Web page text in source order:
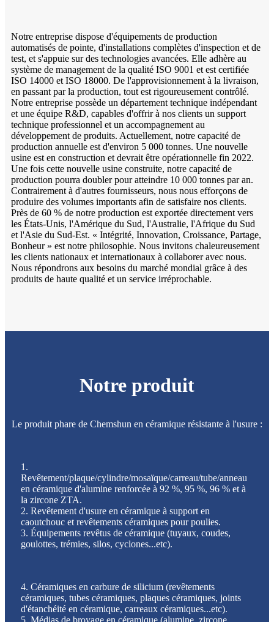
Notre entreprise dispose d'équipements de production
automatisés de pointe, d'installations complètes d'inspection et de
test, et s'appuie sur des technologies avancées. Elle adhère au
système de management de la qualité ISO 9001 et est certifiée
ISO 14000 et ISO 18000. De l'approvisionnement à la livraison,
en passant par la production, tout est rigoureusement contrôlé.
Notre entreprise possède un département technique indépendant
et une équipe R&D, capables d'offrir à nos clients un support
technique professionnel et un accompagnement au
développement de produits. Actuellement, notre capacité de
production annuelle est d'environ 5 000 tonnes. Une nouvelle
usine est en construction et devrait être opérationnelle fin 2022.
Une fois cette nouvelle usine construite, notre capacité de
production pourra doubler pour atteindre 10 000 tonnes par an.
Contrairement à d'autres fournisseurs, nous nous efforçons de
produire des volumes importants afin de satisfaire nos clients.
Près de 60 % de notre production est exportée directement vers
les États-Unis, l'Amérique du Sud, l'Australie, l'Afrique du Sud
et l'Asie du Sud-Est. « Intégrité, Innovation, Croissance, Partage,
Bonheur » est notre philosophie. Nous invitons chaleureusement
les clients nationaux et internationaux à collaborer avec nous.
Nous répondrons aux besoins du marché mondial grâce à des
produits de haute qualité et un service irréprochable.
Notre produit
Le produit phare de Chemshun en céramique résistante à l'usure :
1.
Revêtement/plaque/cylindre/mosaïque/carreau/tube/anneau
en céramique d'alumine renforcée à 92 %, 95 %, 96 % et à
la zircone ZTA.
2. Revêtement d'usure en céramique à support en
caoutchouc et revêtements céramiques pour poulies.
3. Équipements revêtus de céramique (tuyaux, coudes,
goulottes, trémies, silos, cyclones...etc).
4. Céramiques en carbure de silicium (revêtements
céramiques, tubes céramiques, plaques céramiques, joints
d'étanchéité en céramique, carreaux céramiques...etc).